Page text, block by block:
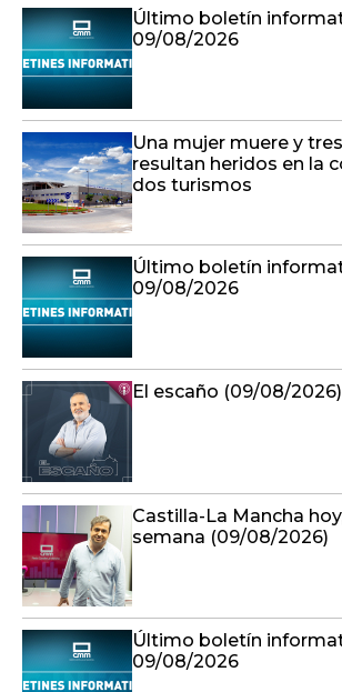
Último boletín
09/08/2026
Una mujer muere y
resultan heridos en la
dos turismos
Último boletín
09/08/2026
El escaño (09/08/2026)
Castilla-La Mancha
semana (09/08/2026)
Último boletín
09/08/2026